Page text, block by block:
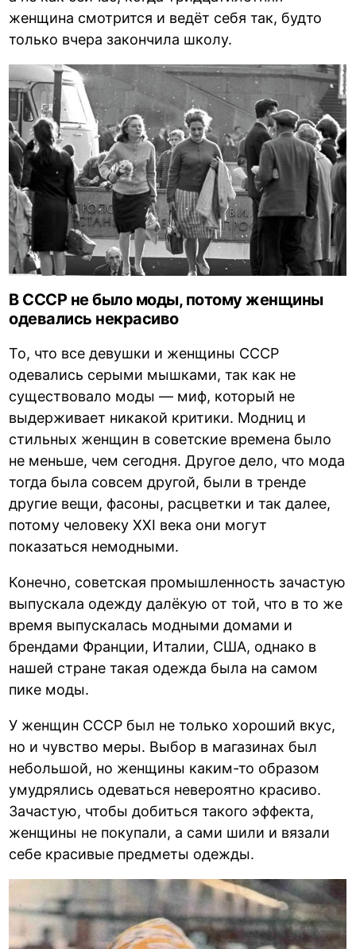
женщина смотрится и ведёт себя так, будто
только вчера закончила школу.
В СССР не было моды, потому женщины
одевались некрасиво
То, что все девушки и женщины СССР
одевались серыми мышками, так как не
существовало моды — миф, который не
выдерживает никакой критики. Модниц и
стильных женщин в советские времена было
не меньше, чем сегодня. Другое дело, что мода
тогда была совсем другой, были в тренде
другие вещи, фасоны, расцветки и так далее,
потому человеку XXI века они могут
показаться немодными.
Конечно, советская промышленность зачастую
выпускала одежду далёкую от той, что в то же
время выпускалась модными домами и
брендами Франции, Италии, США, однако в
нашей стране такая одежда была на самом
пике моды.
У женщин СССР был не только хороший вкус,
но и чувство меры. Выбор в магазинах был
небольшой, но женщины каким-то образом
умудрялись одеваться невероятно красиво.
Зачастую, чтобы добиться такого эффекта,
женщины не покупали, а сами шили и вязали
себе красивые предметы одежды.